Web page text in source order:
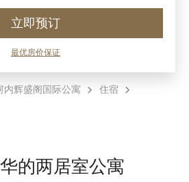
立即预订
最优房价保证
内辉盛阁国际公寓
住宿
的两居室公寓